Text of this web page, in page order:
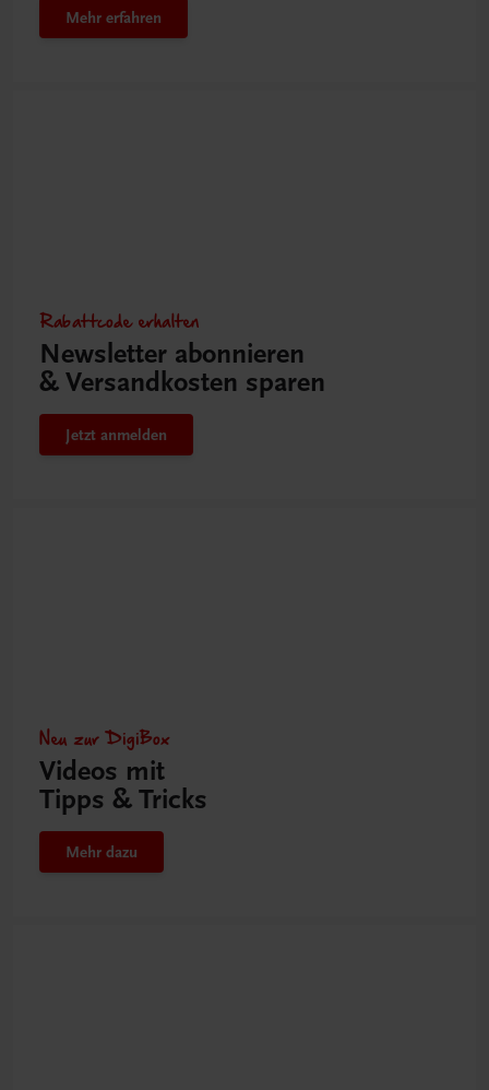
Mehr erfahren
Rabattcode erhalten
Newsletter abonnieren
& Versandkosten sparen
Jetzt anmelden
Neu zur DigiBox
Videos mit
Tipps & Tricks
Mehr dazu